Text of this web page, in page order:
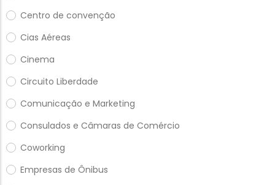
Centro de convenção
Cias Aéreas
Cinema
Circuito Liberdade
Comunicação e Marketing
Consulados e Câmaras de Comércio
Coworking
Empresas de Ônibus